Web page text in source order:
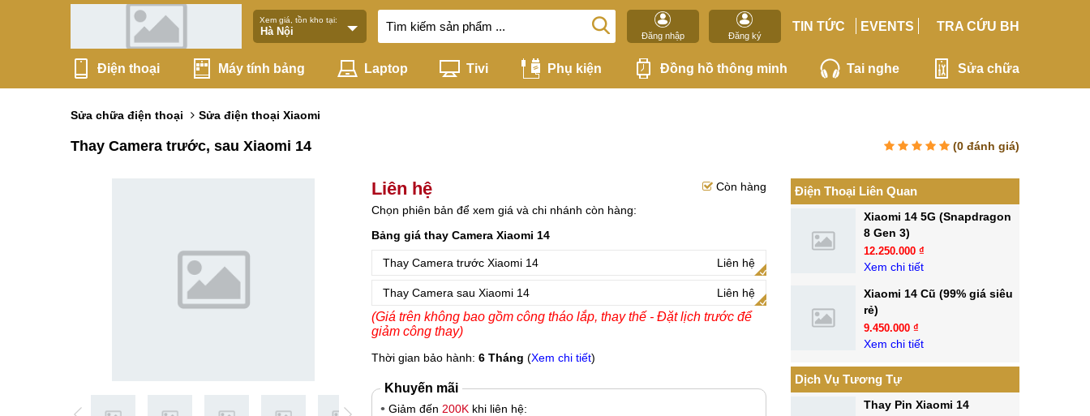
Xem giá, tồn kho tại:
Đăng nhập Đăng ký
TIN TỨC EVENTS TRA CỨU BH
Điện thoại Máy tính bảng Laptop Tivi Phụ kiện Đồng hồ thông minh Tai nghe Sửa chữa
Sửa chữa điện thoại Sửa điện thoại Xiaomi
Thay Camera trước, sau Xiaomi 14 (0 đánh giá)
Liên hệ
Còn hàng
Chọn phiên bản để xem giá và chi nhánh còn hàng:
Bảng giá thay Camera Xiaomi 14
Thay Camera trước Xiaomi 14 Liên hệ
Thay Camera sau Xiaomi 14 Liên hệ
(Giá trên không bao gồm công tháo lắp, thay thế - Đặt lịch trước để
giảm công thay)
Thời gian bảo hành: 6 Tháng (Xem chi tiết)
Khuyến mãi
Giảm đến 200K khi liên hệ:
Điện Thoại Liên Quan
Xiaomi 14 5G (Snapdragon
8 Gen 3)
12.250.000 ₫
Xem chi tiết
Xiaomi 14 Cũ (99% giá siêu
rẻ)
9.450.000 ₫
Xem chi tiết
Dịch Vụ Tương Tự
Thay Pin Xiaomi 14